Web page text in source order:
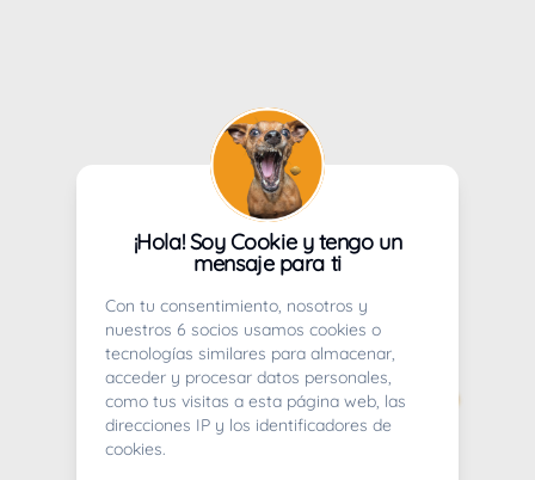
¡Hola! Soy Cookie y tengo un
mensaje para ti
Con tu consentimiento, nosotros y
nuestros 6 socios usamos cookies o
tecnologías similares para almacenar,
acceder y procesar datos personales,
como tus visitas a esta página web, las
direcciones IP y los identificadores de
cookies.